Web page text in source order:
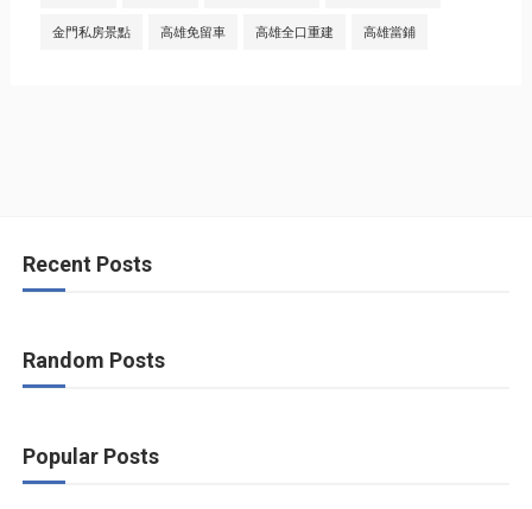
金門私房景點 高雄免留車 高雄全口重建 高雄當鋪
Recent Posts
Random Posts
Popular Posts